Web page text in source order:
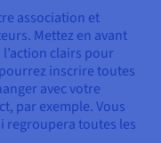
association et
Mettez en avant
clairs pour
inscrire toutes
avec votre
par exemple. Vous
regroupera toutes les